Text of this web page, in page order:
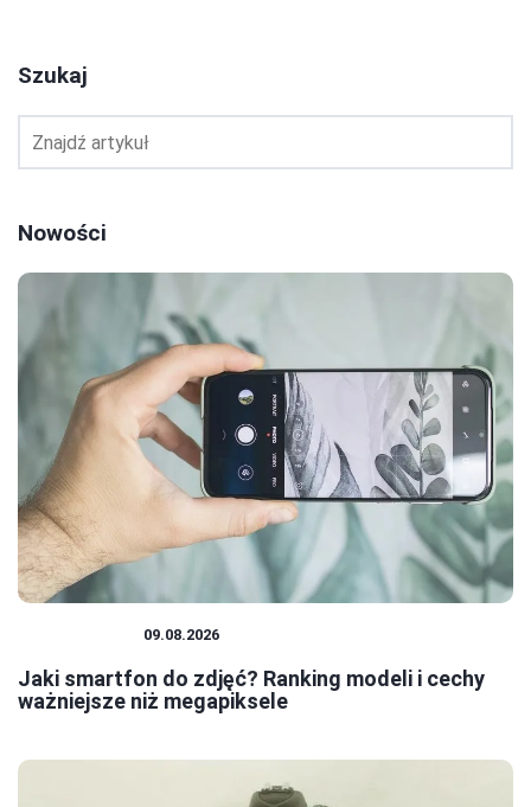
Szukaj
Nowości
09.08.2026
Jaki smartfon do zdjęć? Ranking modeli i cechy
ważniejsze niż megapiksele